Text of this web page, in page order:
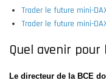
Trader le future mini-
Trader le future mini-
Quel avenir
Le directeur de la BCE